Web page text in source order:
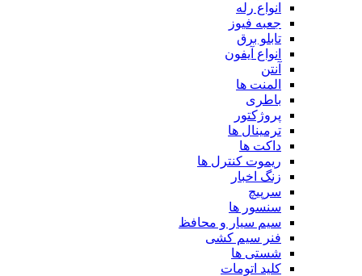
انواع رله
جعبه فیوز
تابلو برق
انواع آیفون
آنتن
المنت ها
باطری
پروژکتور
ترمینال ها
داکت ها
ریموت کنترل ها
زنگ اخبار
سرپیچ
سنسور ها
سیم سیار و محافظ
فنر سیم کشی
شستی ها
کلید اتومات